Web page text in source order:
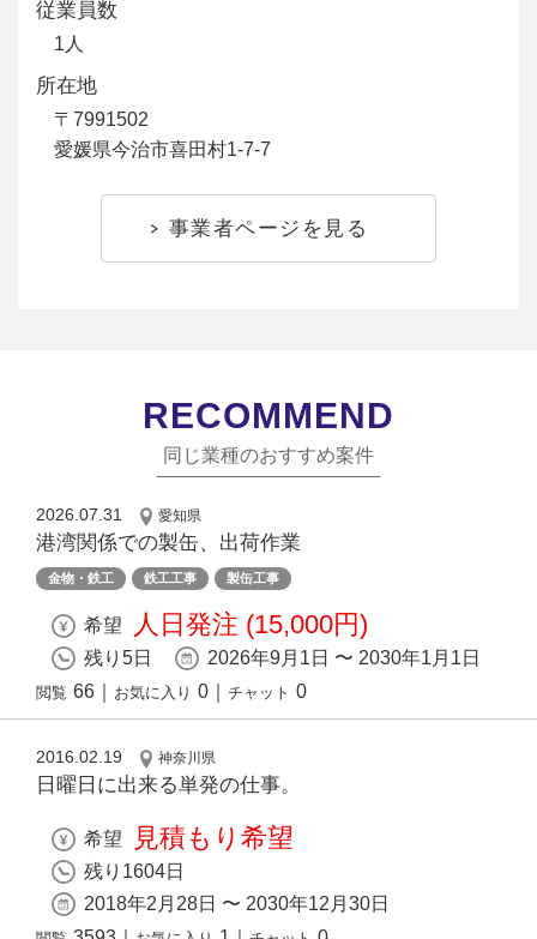
従業員数
1人
所在地
〒7991502
愛媛県今治市喜田村1-7-7
事業者ページを見る
RECOMMEND
同じ業種のおすすめ案件
2026.07.31 愛知県
港湾関係での製缶、出荷作業
金物・鉄工 鉄工工事 製缶工事
希望 人日発注 (15,000円)
残り5日 2026年9月1日 〜 2030年1月1日
閲覧 66 お気に入り 0 チャット 0
2016.02.19 神奈川県
日曜日に出来る単発の仕事。
希望 見積もり希望
残り1604日
2018年2月28日 〜 2030年12月30日